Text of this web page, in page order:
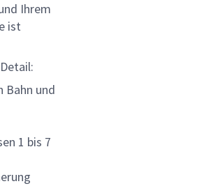
Ihrem
ist
Bahn und
1 bis 7